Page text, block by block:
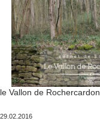
le Vallon de Rochercardon
Publié
29.02.2016